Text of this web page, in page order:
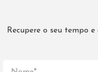
Recupere o seu tempo